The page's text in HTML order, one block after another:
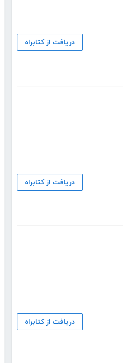
دریافت از کتابراه
دریافت از کتابراه
دریافت از کتابراه